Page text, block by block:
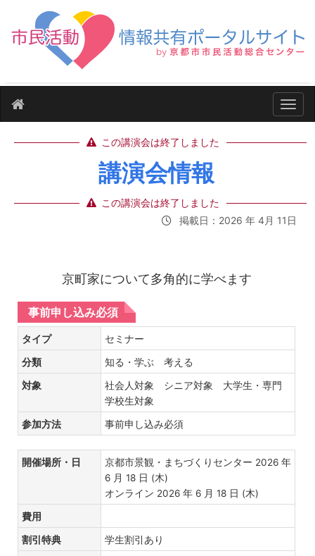
ナビ
この講演会は終了しました
講演会情報
この講演会は終了しました
掲載日：2026 年 4月 11日
京町家について多角的に学べます
事前申し込み必須
タイプ セミナー
分類 知る・学ぶ 考える
対象
社会人対象 シニア対象 大学生・専門
学校生対象
参加方法 事前申し込み必須
開催場所・日
京都市景観・まちづくりセンター 2026 年
6 月 18 日 (木)
オンライン 2026 年 6 月 18 日 (木)
費用
割引特典 学生割引あり